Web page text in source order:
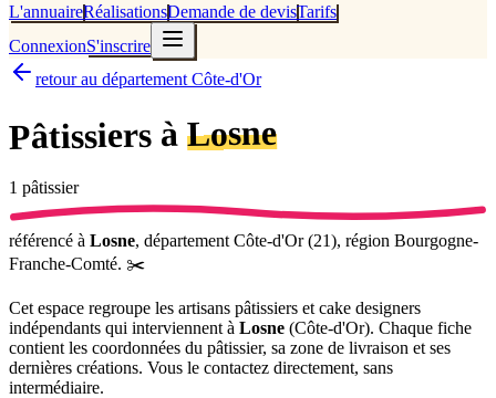
L'annuaireRéalisationsDemande de devisTarifs
ConnexionS'inscrire
retour au département Côte-d'Or
Pâtissiers àLosne
1 pâtissier
référencé à Losne, département Côte-d'Or(21), région Bourgogne-
Franche-Comté. ✂️
Cet espace regroupe les artisans pâtissiers et cake designers
indépendants qui interviennent à Losne (Côte-d'Or). Chaque fiche
contient les coordonnées du pâtissier, sa zone de livraison et ses
dernières créations. Vous le contactez directement, sans
intermédiaire.